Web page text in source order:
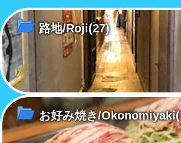
路地/Roji(27)
お好み焼き/Okonomiyaki